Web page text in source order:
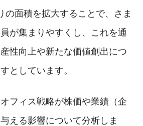
の面積を拡大することで、さま
が集まりやすくし、これを通
性向上や新たな価値創出につ
としています。
フィス戦略が株価や業績（企
える影響について分析しま